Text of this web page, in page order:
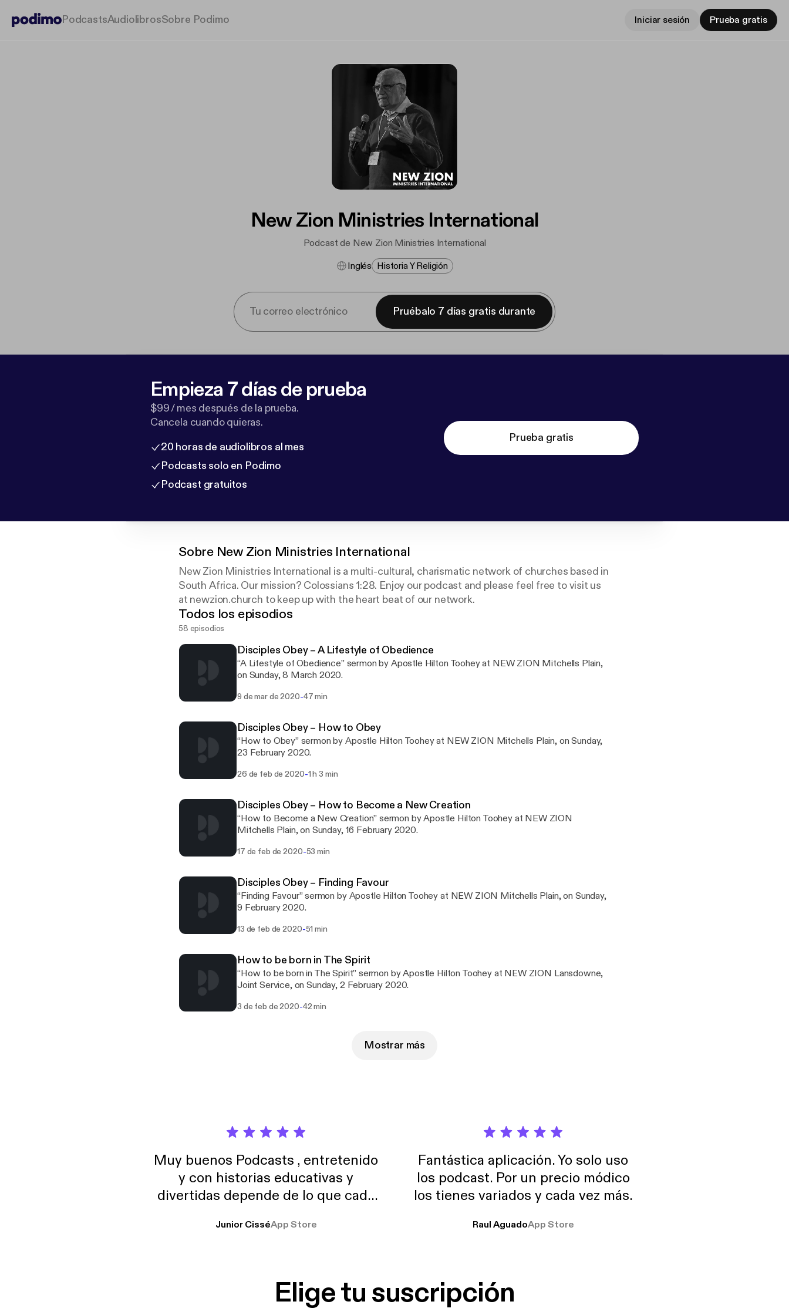
PodcastsAudiolibrosSobre Podimo Iniciar sesión Prueba gratis
New Zion Ministries International
Podcast de New Zion Ministries International
Inglés Historia Y Religión
Pruébalo 7 días gratis durante
Empieza 7 días de prueba
$99 / mes después de la prueba.
Cancela cuando quieras.
20 horas de audiolibros al mes
Podcasts solo en Podimo
Podcast gratuitos
Prueba gratis
Sobre New Zion Ministries International
New Zion Ministries International is a multi-cultural, charismatic network of churches based in
South Africa. Our mission? Colossians 1:28. Enjoy our podcast and please feel free to visit us
at newzion.church to keep up with the heart beat of our network.
Todos los episodios
58 episodios
Disciples Obey – A Lifestyle of Obedience
“A Lifestyle of Obedience” sermon by Apostle Hilton Toohey at NEW ZION Mitchells Plain,
on Sunday, 8 March 2020.
9 de mar de 2020-47 min
Disciples Obey – How to Obey
“How to Obey” sermon by Apostle Hilton Toohey at NEW ZION Mitchells Plain, on Sunday,
23 February 2020.
26 de feb de 2020-1 h 3 min
Disciples Obey – How to Become a New Creation
“How to Become a New Creation” sermon by Apostle Hilton Toohey at NEW ZION
Mitchells Plain, on Sunday, 16 February 2020.
17 de feb de 2020-53 min
Disciples Obey – Finding Favour
“Finding Favour” sermon by Apostle Hilton Toohey at NEW ZION Mitchells Plain, on Sunday,
9 February 2020.
13 de feb de 2020-51 min
How to be born in The Spirit
“How to be born in The Spirit” sermon by Apostle Hilton Toohey at NEW ZION Lansdowne,
Joint Service, on Sunday, 2 February 2020.
3 de feb de 2020-42 min
Mostrar más
Muy buenos Podcasts , entretenido
y con historias educativas y
divertidas depende de lo que cada
trabajo ya que estoy muchas horas
Junior CisséApp Store
Fantástica aplicación. Yo solo uso
los podcast. Por un precio módico
los tienes variados y cada vez más.
Raul AguadoApp Store
Elige tu suscripción